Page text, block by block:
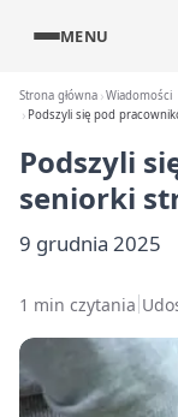
MENU
Strona główna Wiadomości
Podszyli się pod
Podszyli
seniorki
9 grudnia 2025
1 min czytania